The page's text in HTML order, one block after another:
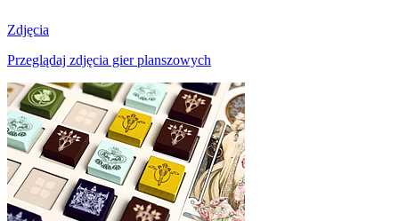
Zdjęcia
Przeglądaj zdjęcia gier planszowych